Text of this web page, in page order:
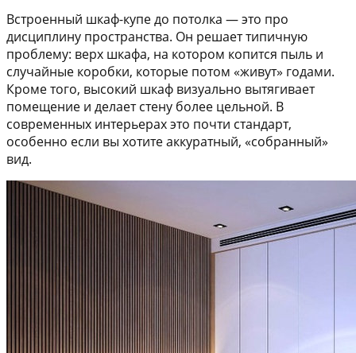
Встроенный шкаф-купе до потолка — это про
дисциплину пространства. Он решает типичную
проблему: верх шкафа, на котором копится пыль и
случайные коробки, которые потом «живут» годами.
Кроме того, высокий шкаф визуально вытягивает
помещение и делает стену более цельной. В
современных интерьерах это почти стандарт,
особенно если вы хотите аккуратный, «собранный»
вид.